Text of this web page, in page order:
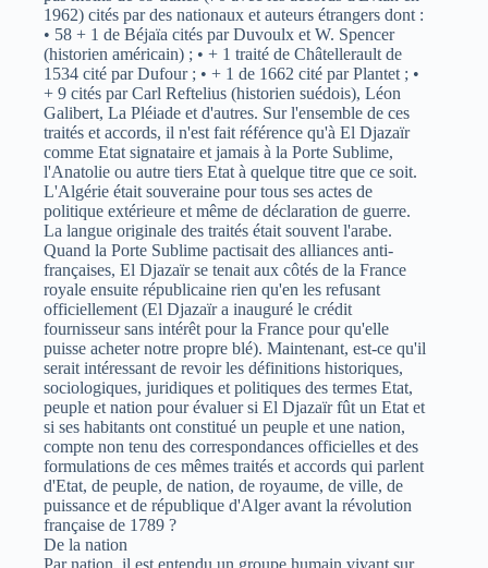
1962) cités par des nationaux et auteurs étrangers dont :
• 58 + 1 de Béjaïa cités par Duvoulx et W. Spencer
(historien américain) ; • + 1 traité de Châtellerault de
1534 cité par Dufour ; • + 1 de 1662 cité par Plantet ; •
+ 9 cités par Carl Reftelius (historien suédois), Léon
Galibert, La Pléiade et d'autres. Sur l'ensemble de ces
traités et accords, il n'est fait référence qu'à El Djazaïr
comme Etat signataire et jamais à la Porte Sublime,
l'Anatolie ou autre tiers Etat à quelque titre que ce soit.
L'Algérie était souveraine pour tous ses actes de
politique extérieure et même de déclaration de guerre.
La langue originale des traités était souvent l'arabe.
Quand la Porte Sublime pactisait des alliances anti-
françaises, El Djazaïr se tenait aux côtés de la France
royale ensuite républicaine rien qu'en les refusant
officiellement (El Djazaïr a inauguré le crédit
fournisseur sans intérêt pour la France pour qu'elle
puisse acheter notre propre blé). Maintenant, est-ce qu'il
serait intéressant de revoir les définitions historiques,
sociologiques, juridiques et politiques des termes Etat,
peuple et nation pour évaluer si El Djazaïr fût un Etat et
si ses habitants ont constitué un peuple et une nation,
compte non tenu des correspondances officielles et des
formulations de ces mêmes traités et accords qui parlent
d'Etat, de peuple, de nation, de royaume, de ville, de
puissance et de république d'Alger avant la révolution
française de 1789 ?
De la nation